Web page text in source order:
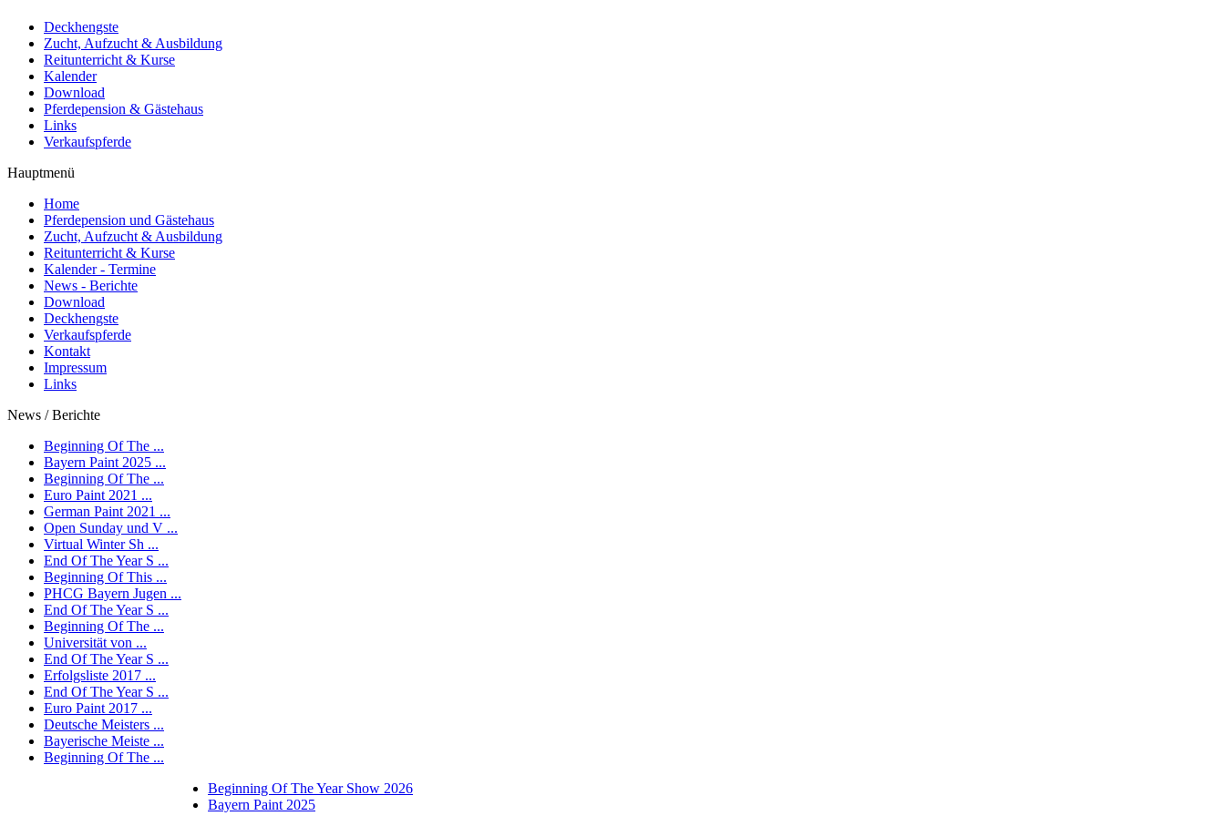
Deckhengste
Zucht, Aufzucht & Ausbildung
Reitunterricht & Kurse
Kalender
Download
Pferdepension & Gästehaus
Links
Verkaufspferde
Hauptmenü
Home
Pferdepension und Gästehaus
Zucht, Aufzucht & Ausbildung
Reitunterricht & Kurse
Kalender - Termine
News - Berichte
Download
Deckhengste
Verkaufspferde
Kontakt
Impressum
Links
News / Berichte
Beginning Of The ...
Bayern Paint 2025 ...
Beginning Of The ...
Euro Paint 2021 ...
German Paint 2021 ...
Open Sunday und V ...
Virtual Winter Sh ...
End Of The Year S ...
Beginning Of This ...
PHCG Bayern Jugen ...
End Of The Year S ...
Beginning Of The ...
Universität von ...
End Of The Year S ...
Erfolgsliste 2017 ...
End Of The Year S ...
Euro Paint 2017 ...
Deutsche Meisters ...
Bayerische Meiste ...
Beginning Of The ...
Beginning Of The Year Show 2026
Bayern Paint 2025